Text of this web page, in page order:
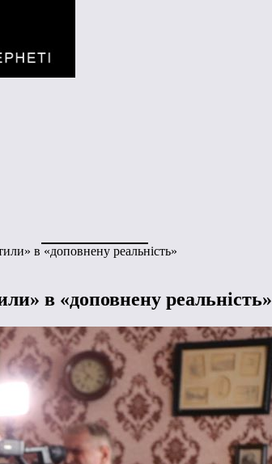
в «доповнену реальність»
в «доповнену реальність»